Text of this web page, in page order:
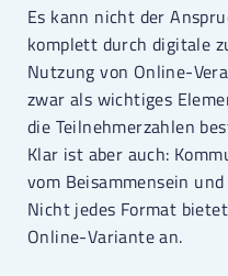
Es kann nicht der
komplett durch digitale
Nutzung von Online-
zwar als wichtiges
die Teilnehmerzahlen
Klar ist aber auch:
vom Beisammensein
Nicht jedes Format
Online-Variante an.